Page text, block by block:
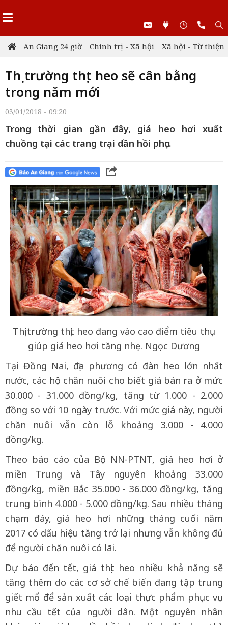
An Giang 24 giờ Chính trị - Xã hội Xã hội - Từ thiện
Thị trường thịt heo sẽ cân bằng
trong năm mới
03/01/2018 - 09:20
Trong thời gian gần đây, giá heo hơi xuất
chuồng tại các trang trại dần hồi phục.
Thị trường thịt heo đang vào cao điểm tiêu thụ
giúp giá heo hơi tăng nhẹ. Ngọc Dương
Tại Đồng Nai, địa phương có đàn heo lớn nhất
nước, các hộ chăn nuôi cho biết giá bán ra ở mức
30.000 - 31.000 đồng/kg, tăng từ 1.000 - 2.000
đồng so với 10 ngày trước. Với mức giá này, người
chăn nuôi vẫn còn lỗ khoảng 3.000 - 4.000
đồng/kg.
Theo báo cáo của Bộ NN-PTNT, giá heo hơi ở
miền Trung và Tây nguyên khoảng 33.000
đồng/kg, miền Bắc 35.000 - 36.000 đồng/kg, tăng
trung bình 4.000 - 5.000 đồng/kg. Sau nhiều tháng
chạm đáy, giá heo hơi những tháng cuối năm
2017 có dấu hiệu tăng trở lại nhưng vẫn không đủ
để người chăn nuôi có lãi.
Dự báo đến tết, giá thịt heo nhiều khả năng sẽ
tăng thêm do các cơ sở chế biến đang tập trung
giết mổ để sản xuất các loại thực phẩm phục vụ
nhu cầu tết của người dân. Một nguyên nhân